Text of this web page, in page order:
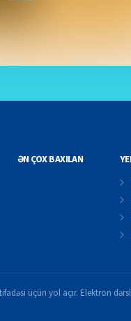
ƏN ÇOX BAXILAN
üçün yol açır. Elektron